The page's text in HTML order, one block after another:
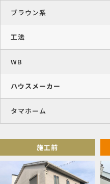
ブラウン系
工法
WB
ハウスメーカー
タマホーム
施工前